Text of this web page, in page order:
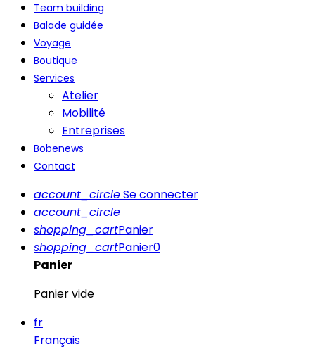
Team building
Balade guidée
Voyage
Boutique
Services
Atelier
Mobilité
Entreprises
Bobenews
Contact
account_circleSe connecter
account_circle
shopping_cartPanier
shopping_cartPanier0
Panier
Panier vide
fr
Français